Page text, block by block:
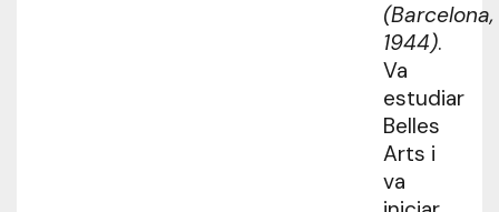
(Barcelona,
1944).
Va
estudiar
Belles
Arts i
va